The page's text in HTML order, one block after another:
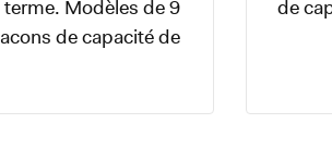
Modèles de 9
de capacité de
de